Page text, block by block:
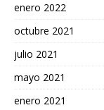
enero 2022
octubre 2021
julio 2021
mayo 2021
enero 2021